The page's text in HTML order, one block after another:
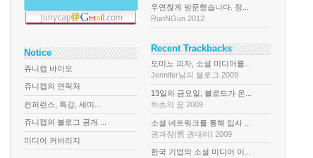
Notice
쥬니캡 바이오
쥬니캡의 연락처
컨퍼런스, 특강, 세미...
쥬니캡의 블로그 공개 ...
미디어 커버리지
우연찮게 방문했습니다. 정...
RunNGun 2012
Recent Trackbacks
도미노 피자, 소셜 미디어를...
Jennifer님의 블로그 2009
13일의 금요일, 블로드가 온...
하츠의 꿈 2009
소셜 네트워크를 통해 입사 ...
권과장(舊 권대리) 2009
한국 기업의 소셜 미디어 이...